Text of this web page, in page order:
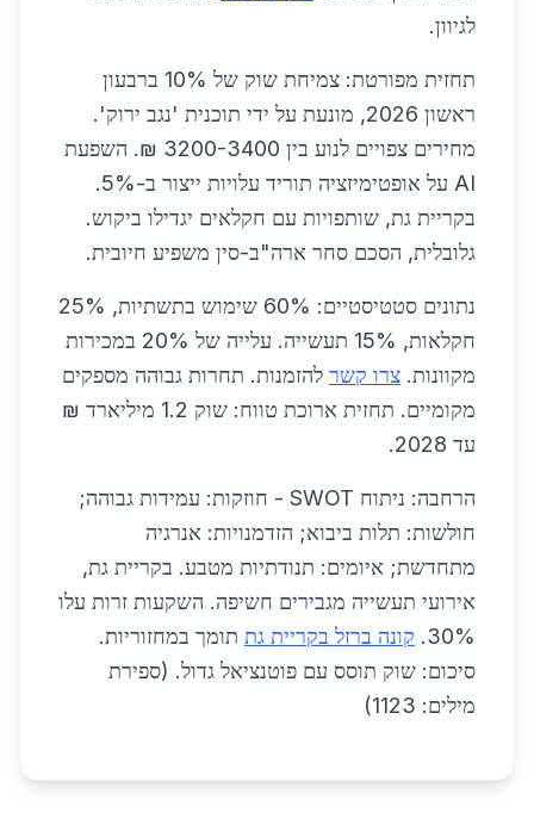
לגיוון.
תחזית מפורטת: צמיחת שוק של 10% ברבעון
ראשון 2026, מונעת על ידי תוכנית 'נגב ירוק'.
מחירים צפויים לנוע בין 3200-3400 ₪. השפעת
AI על אופטימיזציה תוריד עלויות ייצור ב-5%.
בקריית גת, שותפויות עם חקלאים יגדילו ביקוש.
גלובלית, הסכם סחר ארה"ב-סין משפיע חיובית.
נתונים סטטיסטיים: 60% שימוש בתשתיות, 25%
חקלאות, 15% תעשייה. עלייה של 20% במכירות
מקוונות. צרו קשר להזמנות. תחרות גבוהה מספקים
מקומיים. תחזית ארוכת טווח: שוק 1.2 מיליארד ₪
עד 2028.
הרחבה: ניתוח SWOT - חוזקות: עמידות גבוהה;
חולשות: תלות ביבוא; הזדמנויות: אנרגיה
מתחדשת; איומים: תנודתיות מטבע. בקריית גת,
אירועי תעשייה מגבירים חשיפה. השקעות זרות עלו
30%. קונה ברזל בקריית גת תומך במחזוריות.
סיכום: שוק תוסס עם פוטנציאל גדול. (ספירת
מילים: 1123)